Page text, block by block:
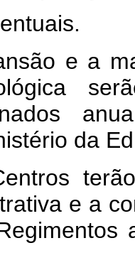
e a
da
e a